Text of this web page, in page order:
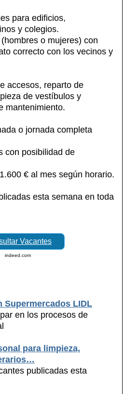
para edificios,
y colegios.
o mujeres) con
correcto con los vecinos y
accesos, reparto de
de vestíbulos y
mantenimiento.
o jornada completa
con posibilidad de
€ al mes según horario.
esta semana en toda
Vacantes
indeed.com
Supermercados LIDL
en los procesos de
para limpieza,
publicadas esta